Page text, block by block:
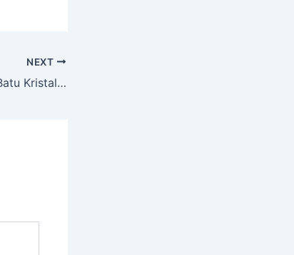
NEXT
Berapa Kebutuhan Es Batu Kristal 20Kg untuk Cafe per Hari?